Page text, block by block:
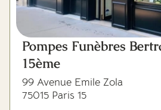
Pompes Funèbres
15ème
99 Avenue Emile Zola
75015 Paris 15